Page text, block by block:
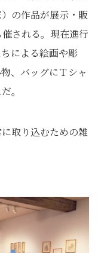
の作品が展示・販
される。現在進行
による絵画や彫
、バッグにＴシャ
。
取り込むための雑